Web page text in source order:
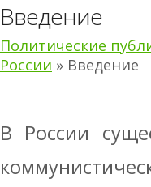
Введение
Политические
России » Введение
В России